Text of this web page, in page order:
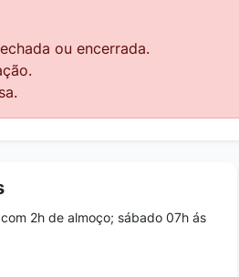
ou encerrada.
2h de almoço; sábado 07h ás